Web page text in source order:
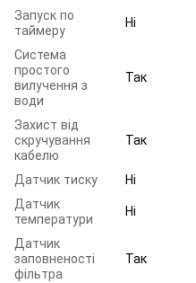
Запуск по
таймеру
Ні
Система
простого
вилучення з
води
Так
Захист від
скручування
кабелю
Так
Датчик тиску
Ні
Датчик
температури
Ні
Датчик
заповненості
фільтра
Так